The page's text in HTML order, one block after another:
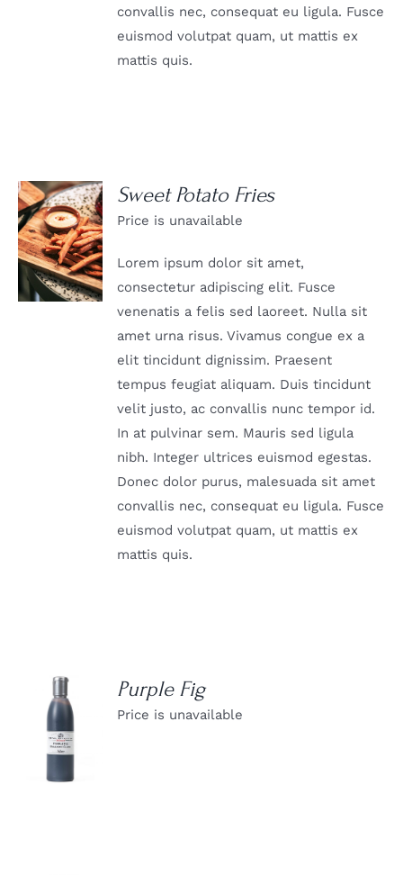
convallis nec, consequat eu ligula. Fusce
euismod volutpat quam, ut mattis ex
mattis quis.
DETAILS
Sweet Potato Fries
Price is unavailable
Lorem ipsum dolor sit amet,
consectetur adipiscing elit. Fusce
venenatis a felis sed laoreet. Nulla sit
amet urna risus. Vivamus congue ex a
elit tincidunt dignissim. Praesent
tempus feugiat aliquam. Duis tincidunt
velit justo, ac convallis nunc tempor id.
In at pulvinar sem. Mauris sed ligula
nibh. Integer ultrices euismod egestas.
Donec dolor purus, malesuada sit amet
convallis nec, consequat eu ligula. Fusce
euismod volutpat quam, ut mattis ex
mattis quis.
DETAILS
Purple Fig
Price is unavailable